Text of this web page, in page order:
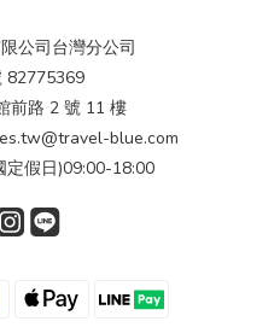
公司台灣分公司
82775369
前路 2 號 11 樓
blue.com
定假日)09:00-18:00